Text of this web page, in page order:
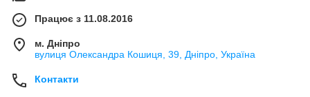
Працює з 11.08.2016
м. Дніпро
вулиця Олександра Кошиця, 39, Дніпро, Україна
Контакти